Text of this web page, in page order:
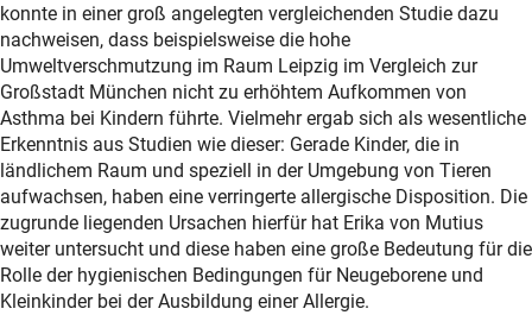
konnte in einer groß angelegten vergleichenden Studie dazu
nachweisen, dass beispielsweise die hohe
Umweltverschmutzung im Raum Leipzig im Vergleich zur
Großstadt München nicht zu erhöhtem Aufkommen von
Asthma bei Kindern führte. Vielmehr ergab sich als wesentliche
Erkenntnis aus Studien wie dieser: Gerade Kinder, die in
ländlichem Raum und speziell in der Umgebung von Tieren
aufwachsen, haben eine verringerte allergische Disposition. Die
zugrunde liegenden Ursachen hierfür hat Erika von Mutius
weiter untersucht und diese haben eine große Bedeutung für die
Rolle der hygienischen Bedingungen für Neugeborene und
Kleinkinder bei der Ausbildung einer Allergie.